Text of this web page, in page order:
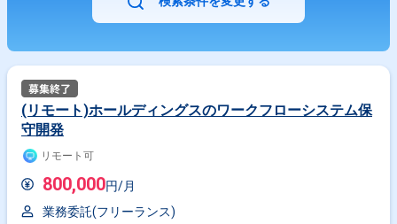
(リモート)ホールディングスのワークフローシステム保
守開発
リモート可
800,000円/月
業務委託(フリーランス)